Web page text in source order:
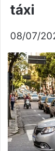
táxi
08/07/